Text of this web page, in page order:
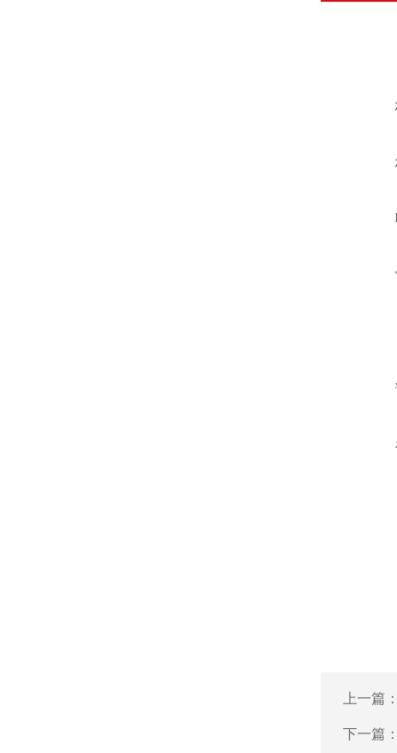
上一篇
下一篇